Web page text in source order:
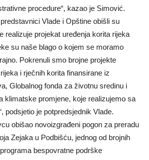
procedure“, kazao je Simović.
Vlade i Opštine obišli su
realizuje projekat uređenja korita rijeka
su naše blago o kojem se moramo
Pokrenuli smo brojne projekte
i rječnih korita finansirane iz
Globalnog fonda za životnu sredinu i
klimatske promjene, koje realizujemo sa
podsjetio je potpredsjednik Vlade.
obišao novoizgrađeni pogon za preradu
Zejaka u Podbišću, jednog od brojnih
bespovratne podrške